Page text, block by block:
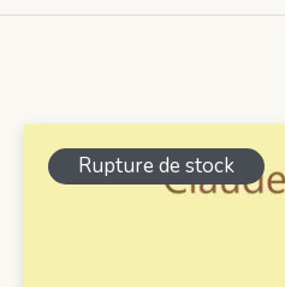
Rupture de stock